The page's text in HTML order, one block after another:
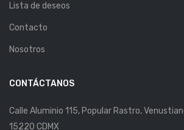
Lista de deseos
Contacto
Nosotros
CONTÁCTANOS
Calle Aluminio 115, Popular Rastro,
15220 CDMX